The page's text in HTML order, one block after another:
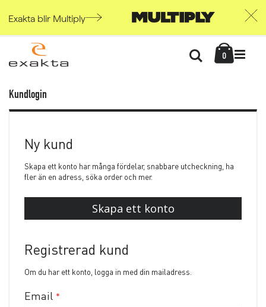
Exakta blir Multiply
Content
0items
Söka
Kundlogin
Ny kund
Skapa ett konto har många fördelar, snabbare utcheckning, ha
fler än en adress, söka order och mer.
Skapa ett konto
Registrerad kund
Om du har ett konto, logga in med din mailadress.
Email